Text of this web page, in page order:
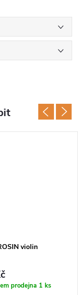
violin
prodejna 1 ks